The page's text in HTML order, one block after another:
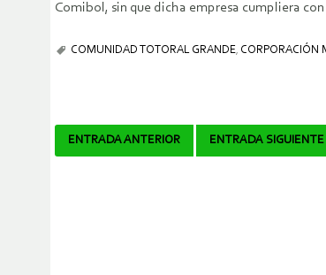
Comibol, sin que dicha empresa cumpliera
COMUNIDAD TOTORAL GRANDE, CORPORACIÓN
Navegador
ENTRADA ANTERIOR ENTRADA SIGUIENTE